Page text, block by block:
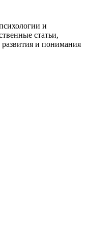
и
статьи,
развития и понимания